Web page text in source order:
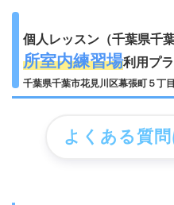
個人レッスン（千葉県千
所室内練習場利用プラ
千葉県千葉市花見川区幕張町５丁
よくある質